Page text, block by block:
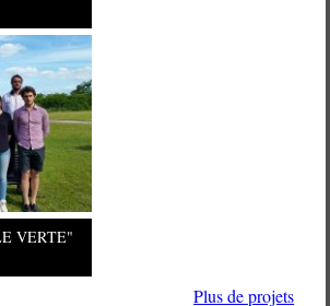
VERTE"
Plus de projets